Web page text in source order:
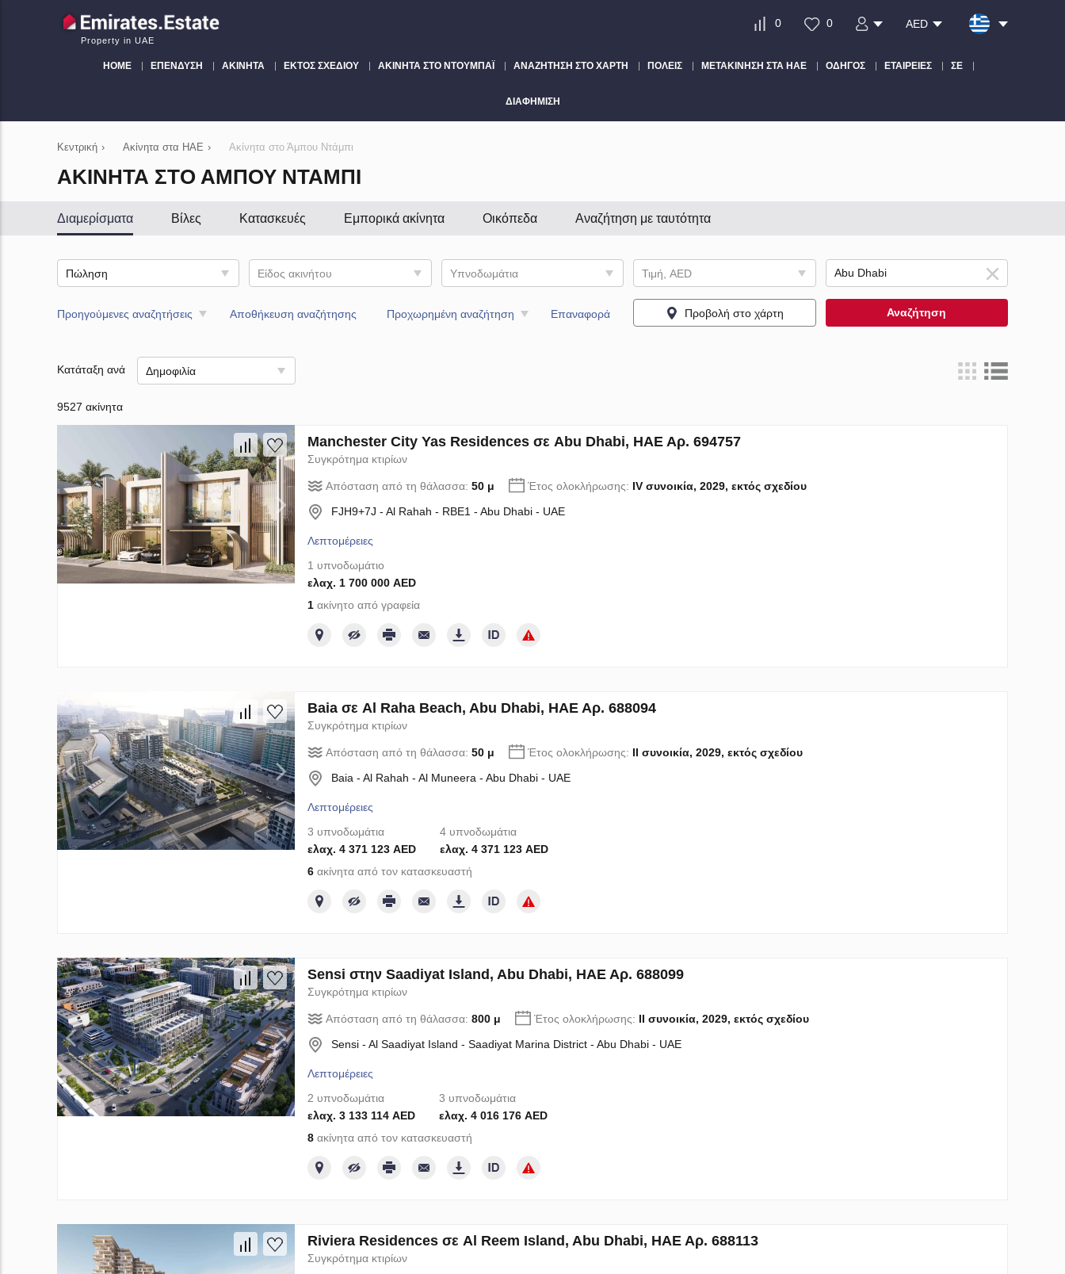
Property in UAE
0 0 AED
HOME ΕΠΈΝΔΥΣΗ ΑΚΊΝΗΤΑ ΕΚΤΌΣ ΣΧΕΔΊΟΥ ΑΚΊΝΗΤΑ ΣΤΟ ΝΤΟΥΜΠΆΙ ΑΝΑΖΉΤΗΣΗ ΣΤΟ ΧΆΡΤΗ ΠΌΛΕΙΣ ΜΕΤΑΚΊΝΗΣΗ ΣΤΑ ΗΑΕ ΟΔΗΓΌΣ ΕΤΑΙΡΕΊΕΣ ΣΕ
ΔΙΑΦΉΜΙΣΗ
Κεντρική › Ακίνητα στα ΗΑΕ › Ακίνητα στο Άμπου Ντάμπι
ΑΚΊΝΗΤΑ ΣΤΟ ΆΜΠΟΥ ΝΤΆΜΠΙ
Διαμερίσματα Βίλες Κατασκευές Εμπορικά ακίνητα Οικόπεδα Αναζήτηση με ταυτότητα
Πώληση Είδος ακινήτου Υπνοδωμάτια Τιμή, AED
Προηγούμενες αναζητήσεις Αποθήκευση αναζήτησης Προχωρημένη αναζήτηση Επαναφορά Προβολή στο χάρτη Αναζήτηση
Κατάταξη ανά Δημοφιλία
9527 ακίνητα
Manchester City Yas Residences σε Abu Dhabi, ΗΑΕ Αρ. 694757
Συγκρότημα κτιρίων
Απόσταση από τη θάλασσα: 50 μ Έτος ολοκλήρωσης: IV συνοικία, 2029, εκτός σχεδίου
FJH9+7J - Al Rahah - RBE1 - Abu Dhabi - UAE
Λεπτομέρειες
1 υπνοδωμάτιο
ελαχ. 1 700 000 AED
1ακίνητο από γραφεία
Baia σε Al Raha Beach, Abu Dhabi, ΗΑΕ Αρ. 688094
Συγκρότημα κτιρίων
Απόσταση από τη θάλασσα: 50 μ Έτος ολοκλήρωσης: II συνοικία, 2029, εκτός σχεδίου
Baia - Al Rahah - Al Muneera - Abu Dhabi - UAE
Λεπτομέρειες
3 υπνοδωμάτια
ελαχ. 4 371 123 AED
4 υπνοδωμάτια
ελαχ. 4 371 123 AED
6ακίνητα από τον κατασκευαστή
Sensi στην Saadiyat Island, Abu Dhabi, ΗΑΕ Αρ. 688099
Συγκρότημα κτιρίων
Απόσταση από τη θάλασσα: 800 μ Έτος ολοκλήρωσης: II συνοικία, 2029, εκτός σχεδίου
Sensi - Al Saadiyat Island - Saadiyat Marina District - Abu Dhabi - UAE
Λεπτομέρειες
2 υπνοδωμάτια
ελαχ. 3 133 114 AED
3 υπνοδωμάτια
ελαχ. 4 016 176 AED
8ακίνητα από τον κατασκευαστή
Riviera Residences σε Al Reem Island, Abu Dhabi, ΗΑΕ Αρ. 688113
Συγκρότημα κτιρίων